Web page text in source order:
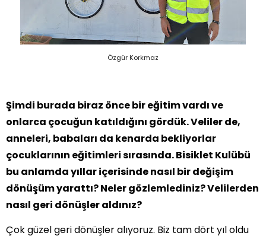
Özgür Korkmaz
Şimdi burada biraz önce bir eğitim vardı ve
onlarca çocuğun katıldığını gördük. Veliler de,
anneleri, babaları da kenarda bekliyorlar
çocuklarının eğitimleri sırasında. Bisiklet Kulübü
bu anlamda yıllar içerisinde nasıl bir değişim
dönüşüm yarattı? Neler gözlemlediniz? Velilerden
nasıl geri dönüşler aldınız?
Çok güzel geri dönüşler alıyoruz. Biz tam dört yıl oldu